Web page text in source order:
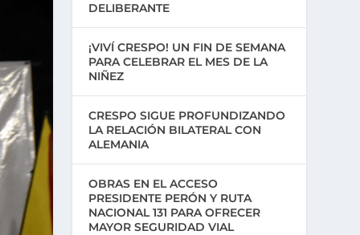
DELIBERANTE
¡VIVÍ CRESPO! UN FIN DE SEMANA
PARA CELEBRAR EL MES DE LA
NIÑEZ
CRESPO SIGUE PROFUNDIZANDO
LA RELACIÓN BILATERAL CON
ALEMANIA
OBRAS EN EL ACCESO
PRESIDENTE PERÓN Y RUTA
NACIONAL 131 PARA OFRECER
MAYOR SEGURIDAD VIAL